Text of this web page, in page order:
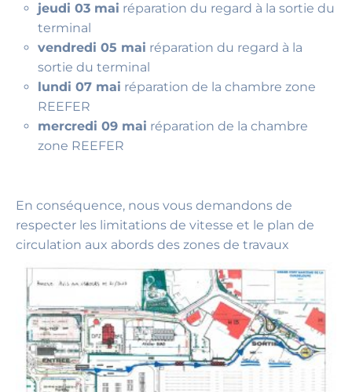
jeudi 03 mai réparation du regard à la sortie du
terminal
vendredi 05 mai réparation du regard à la
sortie du terminal
lundi 07 mai réparation de la chambre zone
REEFER
mercredi 09 mai réparation de la chambre
zone REEFER
En conséquence, nous vous demandons de
respecter les limitations de vitesse et le plan de
circulation aux abords des zones de travaux